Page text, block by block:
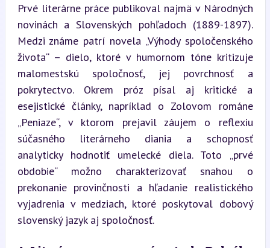
Prvé literárne práce publikoval najmä v Národných
novinách a Slovenských pohľadoch (1889-1897).
Medzi známe patrí novela „Výhody spoločenského
života“ – dielo, ktoré v humornom tóne kritizuje
malomestskú spoločnosť, jej povrchnosť a
pokrytectvo. Okrem próz písal aj kritické a
esejistické články, napríklad o Zolovom románe
„Peniaze“, v ktorom prejavil záujem o reflexiu
súčasného literárneho diania a schopnosť
analyticky hodnotiť umelecké diela. Toto „prvé
obdobie“ možno charakterizovať snahou o
prekonanie provinčnosti a hľadanie realistického
vyjadrenia v medziach, ktoré poskytoval dobový
slovenský jazyk aj spoločnosť.